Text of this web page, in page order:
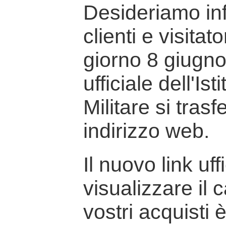
Desideriamo
clienti e
giorno 8
ufficiale
Militare si
indirizzo web.
Il nuovo link
visualizzare il
vostri acquisti